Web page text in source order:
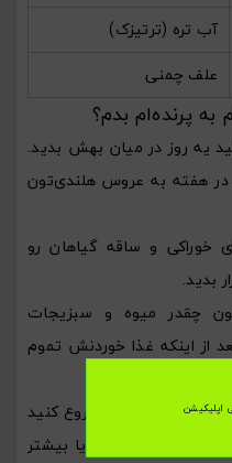
آب تره (ترتیزک)
علف چمنی
پرنده‌ام بدم؟
یه روز در میان بهش بدید.
رو نباید بیشتر از ۱-۲ بار در هفته به عروس هلندی‌تون
خوراکی و ساقه گیاهان رو
بدید.
چقدر میوه و سبزیجات
از اینکه غذا خوردنش تموم
یک سوم یه هویج شروع کنید
این مقدار رو کمتر یا بیشتر
اپلیکیشن